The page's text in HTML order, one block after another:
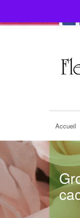
Accueil